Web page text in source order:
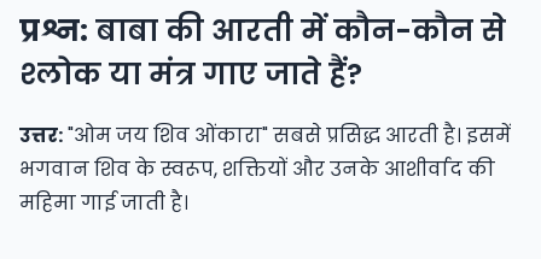
प्रश्न: बाबा की आरती में कौन-कौन से
श्लोक या मंत्र गाए जाते हैं?
उत्तर:"ओम जय शिव ओंकारा" सबसे प्रसिद्ध आरती है। इसमें
भगवान शिव के स्वरूप, शक्तियों और उनके आशीर्वाद की
महिमा गाई जाती है।